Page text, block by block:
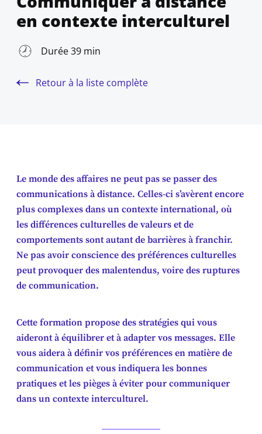
en contexte interculturel
Durée 39 min
Retour à la liste complète
Le monde des affaires ne peut pas se passer des
communications à distance. Celles-ci s’avèrent encore
plus complexes dans un contexte international, où
les différences culturelles de valeurs et de
comportements sont autant de barrières à franchir.
Ne pas avoir conscience des préférences culturelles
peut provoquer des malentendus, voire des ruptures
de communication.
Cette formation propose des stratégies qui vous
aideront à équilibrer et à adapter vos messages. Elle
vous aidera à définir vos préférences en matière de
communication et vous indiquera les bonnes
pratiques et les pièges à éviter pour communiquer
dans un contexte interculturel.